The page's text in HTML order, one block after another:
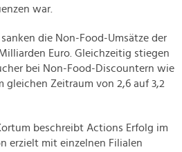
war.
die Non-Food-Umsätze der
Euro. Gleichzeitig stiegen
bei Non-Food-Discountern wie
Zeitraum von 2,6 auf 3,2
beschreibt Actions Erfolg im
erzielt mit einzelnen Filialen